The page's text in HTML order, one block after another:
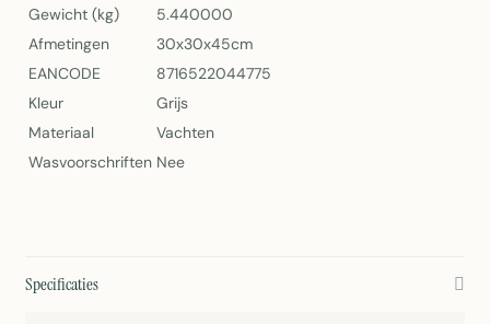
Gewicht (kg)
5.440000
Afmetingen
30x30x45cm
EANCODE
8716522044775
Kleur
Grijs
Materiaal
Vachten
Wasvoorschriften Nee
Specificaties